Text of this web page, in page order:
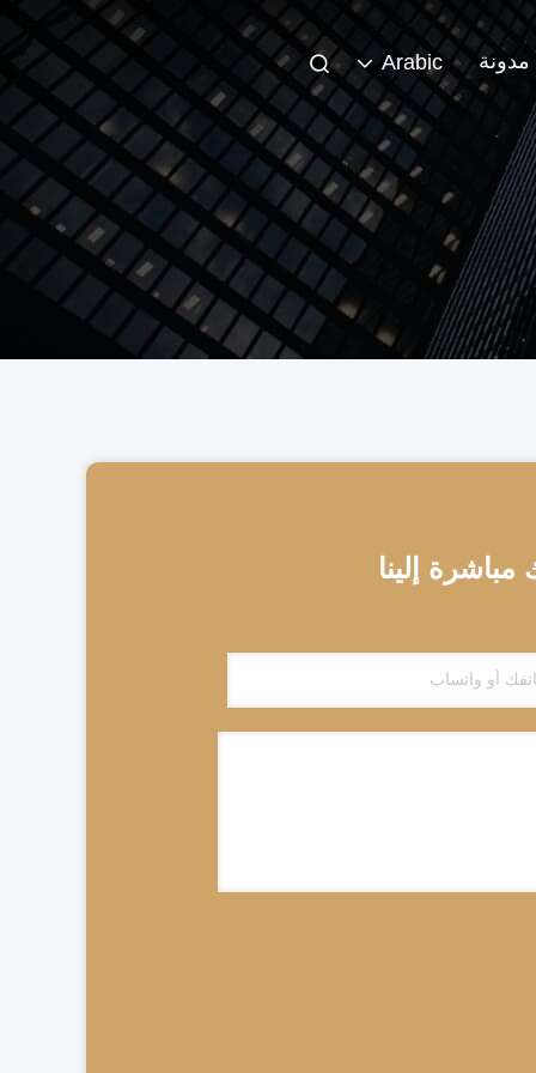
مدونة Arabic
إلينا